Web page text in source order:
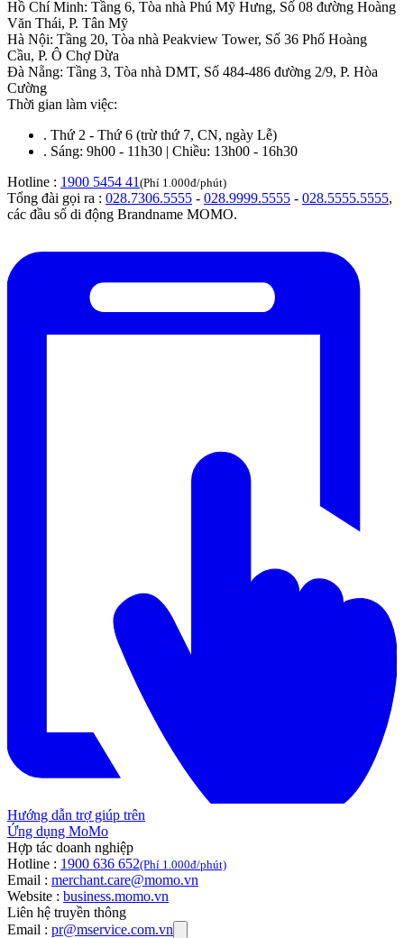
Hồ Chí Minh: Tầng 6, Tòa nhà Phú Mỹ Hưng, Số 08 đường Hoàng
Văn Thái, P. Tân Mỹ
Hà Nội: Tầng 20, Tòa nhà Peakview Tower, Số 36 Phố Hoàng
Cầu, P. Ô Chợ Dừa
Đà Nẵng: Tầng 3, Tòa nhà DMT, Số 484-486 đường 2/9, P. Hòa
Cường
Thời gian làm việc:
. Thứ 2 - Thứ 6 (trừ thứ 7, CN, ngày Lễ)
. Sáng: 9h00 - 11h30 | Chiều: 13h00 - 16h30
Hotline : 1900 5454 41 (Phí 1.000đ/phút)
Tổng đài gọi ra : 028.7306.5555 - 028.9999.5555 - 028.5555.5555,
các đầu số di động Brandname MOMO.
Hướng dẫn trợ giúp trên
Ứng dụng MoMo
Hợp tác doanh nghiệp
Hotline : 1900 636 652(Phí 1.000đ/phút)
Email : merchant.care@momo.vn
Website : business.momo.vn
Liên hệ truyền thông
Email : pr@mservice.com.vn